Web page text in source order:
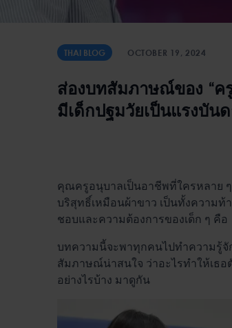
THAI BLOG OCTOBER 19, 2024
ส่องบทสัมภาษณ์ของ “ครู
มีเด็กปฐมวัยเป็นแรงบัน
คุณครูอนุบาลเป็นอาชีพที่ใครหลาย ๆ
บริสุทธิ์เหมือนผ้าขาว เป็นทั้งความ
ชอบและความต้องการของเด็ก ๆ คื
บทความนี้จะพาทุกคนไปทำความรู้
สัมภาษณ์น่าสนใจ ว่าอะไรทำให้เธ
อย่างไรบ้าง มาดูกัน